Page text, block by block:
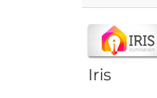
Iris